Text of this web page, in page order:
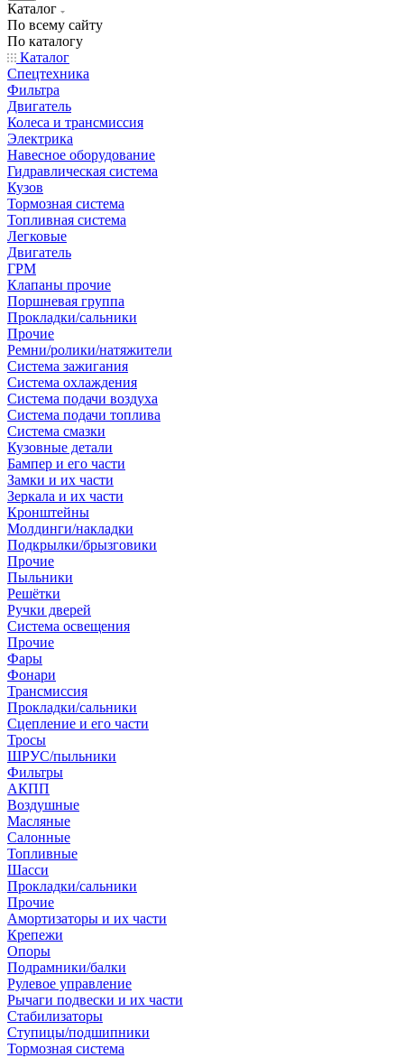
Каталог
По всему сайту
По каталогу
Каталог
Спецтехника
Фильтра
Двигатель
Колеса и трансмиссия
Электрика
Навесное оборудование
Гидравлическая система
Кузов
Тормозная система
Топливная система
Легковые
Двигатель
ГРМ
Клапаны прочие
Поршневая группа
Прокладки/сальники
Прочие
Ремни/ролики/натяжители
Система зажигания
Система охлаждения
Система подачи воздуха
Система подачи топлива
Система смазки
Кузовные детали
Бампер и его части
Замки и их части
Зеркала и их части
Кронштейны
Молдинги/накладки
Подкрылки/брызговики
Прочие
Пыльники
Решётки
Ручки дверей
Система освещения
Прочие
Фары
Фонари
Трансмиссия
Прокладки/сальники
Сцепление и его части
Тросы
ШРУС/пыльники
Фильтры
АКПП
Воздушные
Масляные
Салонные
Топливные
Шасси
Прокладки/сальники
Прочие
Амортизаторы и их части
Крепежи
Опоры
Подрамники/балки
Рулевое управление
Рычаги подвески и их части
Стабилизаторы
Ступицы/подшипники
Тормозная система